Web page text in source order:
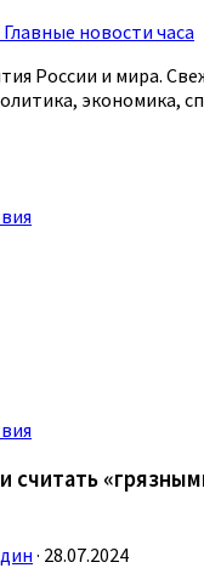
новости часа
России и мира.
экономика,
считать
· 28.07.2024